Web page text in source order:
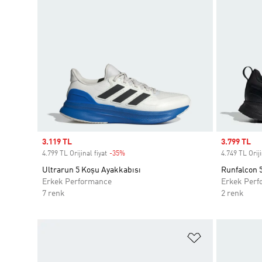
Sale price
3.119 TL
4.799 TL Orijinal fiyat -35%
Ultrarun 5 Koşu Ayakkabısı
Erkek Performance
7 renk
Sale price
3.799 TL
4.749 TL
Runfalcon
Erkek
2 renk